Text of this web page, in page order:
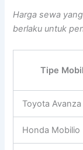
Harga sewa
berlaku untuk
Tipe Mobil
Toyota Avanza
Honda Mobilio